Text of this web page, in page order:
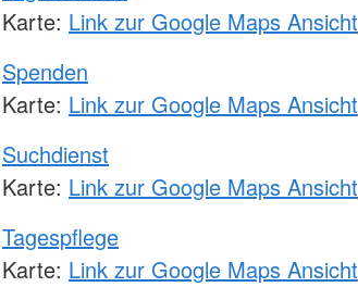
Karte: Link zur Google Maps Ansicht
Spenden
Karte: Link zur Google Maps Ansicht
Suchdienst
Karte: Link zur Google Maps Ansicht
Tagespflege
Karte: Link zur Google Maps Ansicht